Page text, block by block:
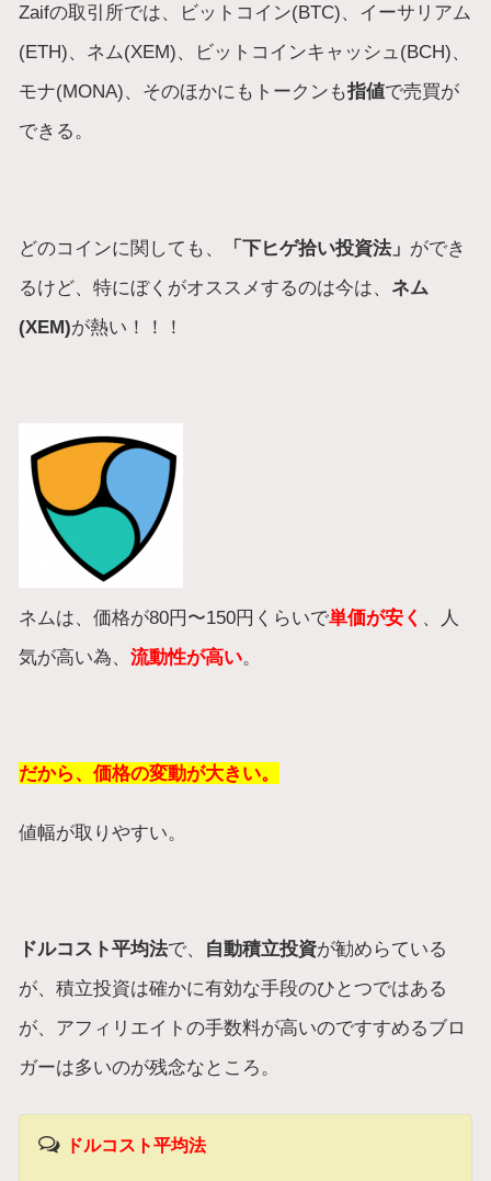
Zaifの取引所では、ビットコイン(BTC)、イーサリアム
(ETH)、ネム(XEM)、ビットコインキャッシュ(BCH)、
モナ(MONA)、そのほかにもトークンも指値で売買が
できる。
どのコインに関しても、 「下ヒゲ拾い投資法」 ができ
るけど、特にぼくがオススメするのは今は、 ネム
(XEM)が熱い！！！
ネムは、価格が80円〜150円くらいで単価が安く 、人
気が高い為、流動性が高い。
だから、価格の変動が大きい。
値幅が取りやすい。
ドルコスト平均法で、 自動積立投資が勧めらている
が、積立投資は確かに有効な手段のひとつではある
が、アフィリエイトの手数料が高いのですすめるブロ
ガーは多いのが残念なところ。
ドルコスト平均法